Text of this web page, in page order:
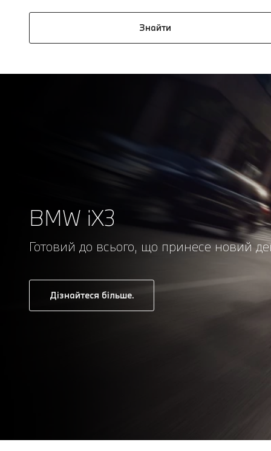
Знайти
BMW iX3
Готовий до всього, що принесе новий
Дізнайтеся більше.